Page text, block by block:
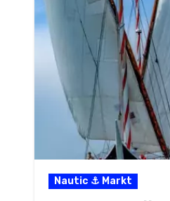
Nautic ⚓ Markt